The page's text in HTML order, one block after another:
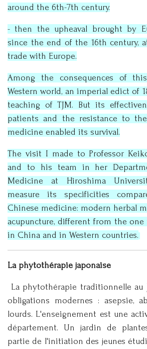
around the 6th-7th century.
- then the upheaval brought by
since the end of the 16th century,
trade with Europe.
Among the consequences of
Western world, an imperial edict of
teaching of TJM. But its
patients and the resistance to
medicine enabled its survival.
The visit I made to Professor
and to his team in her
Medicine at Hiroshima
measure its specificities
Chinese medicine: modern herbal
acupuncture, different from the
in China and in Western countries.
La phytothérapie japonaise
La phytothérapie traditionnelle au
obligations modernes : asepsie,
lourds. L'enseignement est une
département. Un jardin de
partie de l'initiation des jeunes